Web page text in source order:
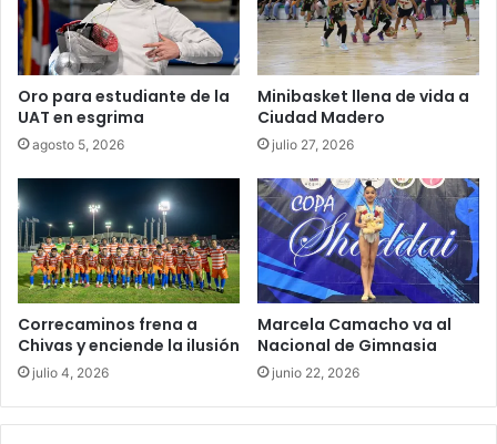
Oro para estudiante de la
UAT en esgrima
agosto 5, 2026
Minibasket llena de vida a
Ciudad Madero
julio 27, 2026
Correcaminos frena a
Chivas y enciende la ilusión
julio 4, 2026
Marcela Camacho va al
Nacional de Gimnasia
junio 22, 2026